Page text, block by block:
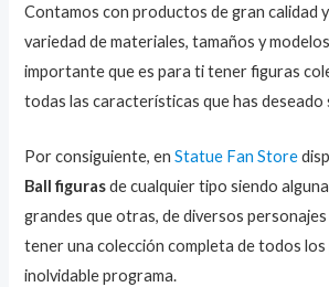
Contamos con productos de gran calidad
variedad de materiales, tamaños y
importante que es para ti tener figuras
todas las características que has deseado
Por consiguiente, enStatue Fan Store
Ball figurasde cualquier tipo siendo
grandes que otras, de diversos personajes
tener una colección completa de todos
inolvidable programa.